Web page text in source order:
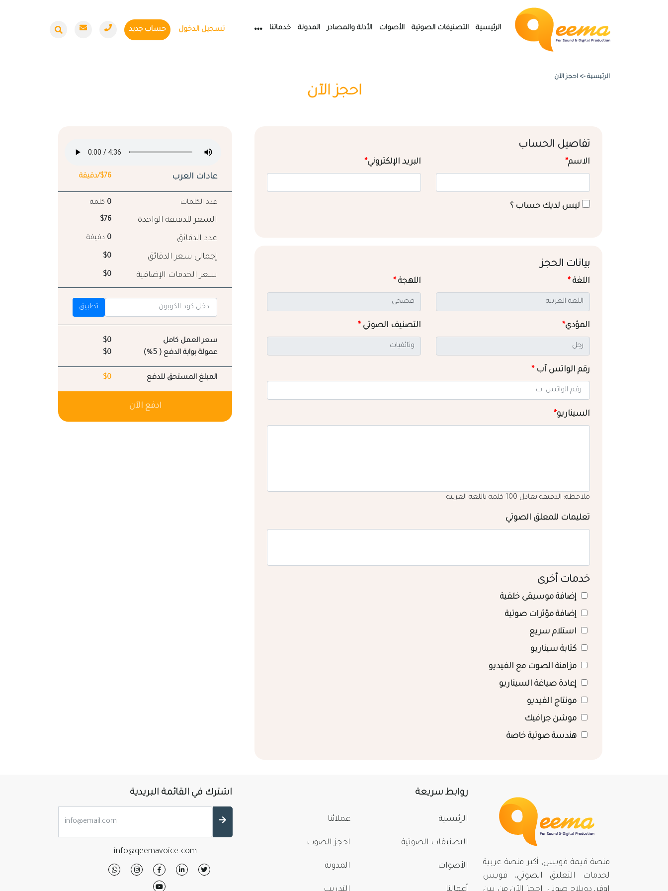
الرئيسية التصنيفات الصوتية الأصوات الأدلة والمصادر المدونة خدماتنا تسجيل الدخول حساب جديد
الرئيسية -> احجز الآن
احجز الآن
تفاصيل الحساب
الاسم* البريد الإلكتروني*
ليس لديك حساب ؟
بيانات الحجز
اللغة* اللهجة*
المؤدي* التصنيف الصوتي*
رقم الواتس آب*
السيناريو*
ملاحظة: الدقيقة تعادل 100 كلمة باللغة العربية
تعليمات للمعلق الصوتي
خدمات أخرى
إضافة موسيقى خلفية
إضافة مؤثرات صوتية
استلام سريع
كتابة سيناريو
مزامنة الصوت مع الفيديو
إعادة صياغة السيناريو
مونتاج الفيديو
موشن جرافيك
هندسة صوتية خاصة
عادات العرب $76/دقيقة
عدد الكلمات 0 كلمة
السعر للدقيقة الواحدة $76
عدد الدقائق 0 دقيقة
إجمالي سعر الدقائق $0
سعر الخدمات الإضافية $0
تطبيق
سعر العمل كامل
$0
عمولة بوابة الدفع ( 5%)
$0
المبلغ المستحق للدفع $0
ادفع الآن
منصة قيمة فويس, أكبر منصة عربية
لخدمات التعليق الصوتي، فويس
روابط سريعة
الرئيسية
التصنيفات الصوتية
الأصوات
عملائنا
احجز الصوت
المدونة
اشترك في القائمة البريدية
info@qeemavoice.com